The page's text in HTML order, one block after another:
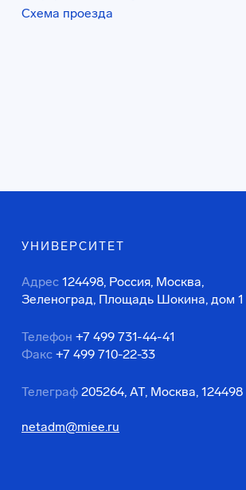
Схема проезда
УНИВЕРСИТЕТ
Адрес 124498, Россия, Москва,
Зеленоград, Площадь Шокина, дом 1
Телефон +7 499 731-44-41
Факс +7 499 710-22-33
Телеграф 205264, АТ, Москва, 124498
netadm@miee.ru